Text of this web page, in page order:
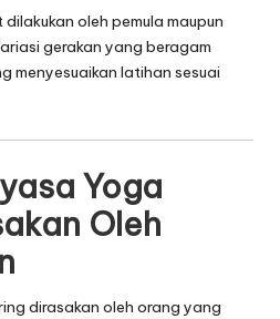
oleh pemula maupun
gerakan yang beragam
menyesuaikan latihan sesuai
Yoga
Oleh
dirasakan oleh orang yang